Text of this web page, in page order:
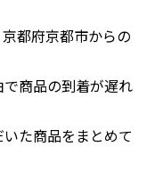
都府京都市からの
商品の到着が遅れ
た商品をまとめて